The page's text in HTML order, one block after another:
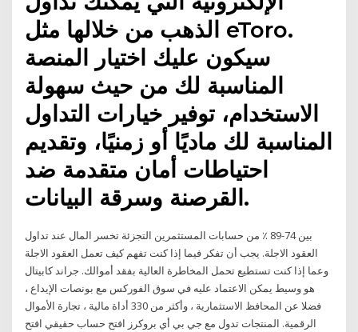
الذهب من خلالها مثل eToro.
سيكون عليك اختيار المنصة
المناسبة لك من حيث سهولة
الاستخدام، توفير خيارات التداول
المناسبة لك ماديًا أو زمنيًا، وتقديم
احتياطات أمان متقدمة ضد
القرصنة وسرقة البيانات.
بين 74-89 ٪ من حسابات المستثمرين التجزئة تخسر المال عند تداول
العقود الاجلة. يجب أن تفكر فيما إذا كنت تفهم كيف تعمل العقود الاجلة
وعما إذا كنت تستطيع تحمل المخاطرة العالية بفقد أموالك. جراند كابيتال
هو وسيط يمكن الاعتماد عليه في سوق الفوركس مع بونصات الإيداع ،
فضلا عن المحافظ الاستثمارية ، وأكثر من 330 أداة مالية ، تجارة الأموال
الرقمية. المنتجات تدول مع جي بي أي بروكرز افتح حساب حقيقي افتح